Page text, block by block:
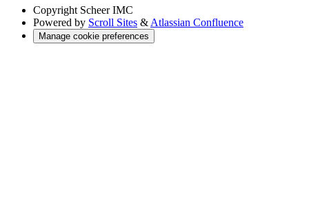
Copyright Scheer IMC
Powered by Scroll Sites & Atlassian Confluence
Manage cookie preferences